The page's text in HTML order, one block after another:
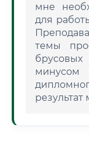
мне
для
темы
минусом